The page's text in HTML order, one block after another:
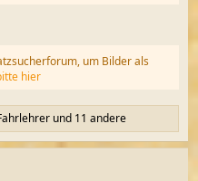
um Bilder als
hier
und 11 andere